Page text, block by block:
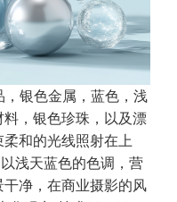
，银色金属，蓝色，浅
，银色珍珠，以及漂
和的光线照射在上
浅天蓝色的色调，营
净，在商业摄影的风